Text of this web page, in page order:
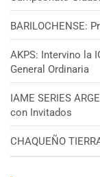
BARILOCHENSE:
AKPS: Intervino la
General Ordinaria
IAME SERIES
con Invitados
CHAQUEÑO